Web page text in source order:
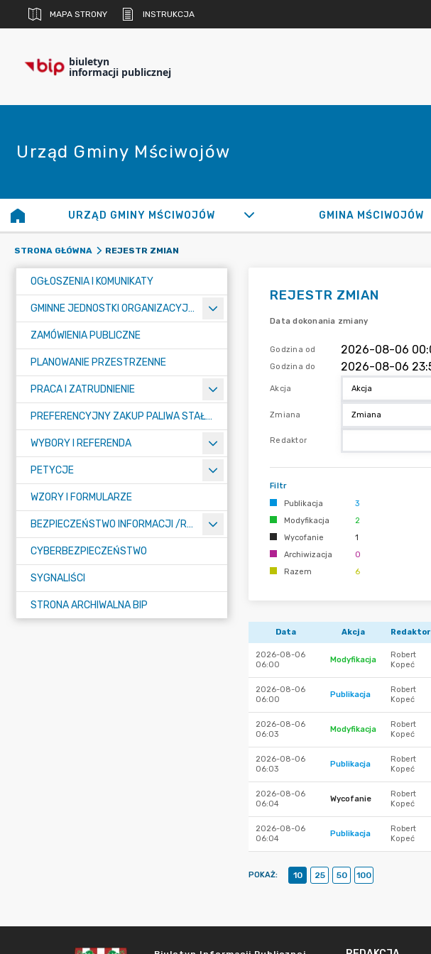
MAPA STRONY INSTRUKCJA
biuletyn
informacji publicznej
Urząd Gminy Mściwojów
URZĄD GMINY MŚCIWOJÓW GMINA MŚCIWOJÓW
STRONA GŁÓWNA REJESTR ZMIAN
OGŁOSZENIA I KOMUNIKATY
GMINNE JEDNOSTKI ORGANIZACYJNE
ZAMÓWIENIA PUBLICZNE
PLANOWANIE PRZESTRZENNE
PRACA I ZATRUDNIENIE
PREFERENCYJNY ZAKUP PALIWA STAŁEGO
WYBORY I REFERENDA
PETYCJE
WZORY I FORMULARZE
BEZPIECZEŃSTWO INFORMACJI /RODO/
CYBERBEZPIECZEŃSTWO
SYGNALIŚCI
STRONA ARCHIWALNA BIP
REJESTR ZMIAN
Data dokonania zmiany
Godzina od
Godzina do
Akcja
Zmiana
Redaktor
Filtr
Publikacja
3
Modyfikacja
2
Wycofanie
1
Archiwizacja
0
Razem
6
Data Akcja Redaktor
2026-08-06
06:00
Modyfikacja
Robert
Kopeć
2026-08-06
06:00
Publikacja
Robert
Kopeć
2026-08-06
06:03
Modyfikacja
Robert
Kopeć
2026-08-06
06:03
Publikacja
Robert
Kopeć
2026-08-06
06:04
Wycofanie
Robert
Kopeć
2026-08-06
06:04
Publikacja
Robert
Kopeć
POKAŻ: 10 25 50 100